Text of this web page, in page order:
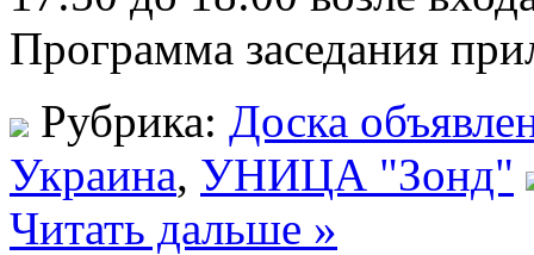
Программа заседания
Рубрика: Доска
Украина, УНИЦА "Зонд"
Читать дальше »